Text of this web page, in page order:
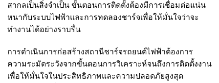
สากลเป็นสิ่งจำเป็น ขั้นตอนการติดตั้งต้องมีการเชื่อมต่อแน่น
หนากับระบบไฟฟ้าและการทดลองชาร์จเพื่อให้มั่นใจว่าจะ
ทำงานได้อย่างราบรื่น
การดำเนินการก่อสร้างสถานีชาร์จรถยนต์ไฟฟ้าต้องการ
ความระมัดระวังจากขั้นตอนการวิเคราะห์จนถึงการติดตั้งงาน
เพื่อให้มั่นใจในประสิทธิภาพและความปลอดภัยสูงสุด